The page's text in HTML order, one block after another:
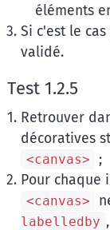
éléments
Si c'est le
validé.
Test 1.2.5
Retrouver
décoratives
<canvas>
;
Pour
<canvas>
labelledby ,